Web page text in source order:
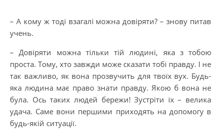
– А кому ж тоді взагалі можна довіряти? – знову питав
учень.
– Довіряти можна тільки тій людині, яка з тобою
проста. Тому, хто завжди може сказати тобі правду. І не
так важливо, як вона прозвучить для твоїх вух. Будь-
яка людина має право знати правду. Якою б вона не
була. Ось таких людей бережи! Зустріти їх – велика
удача. Саме вони першими приходять на допомогу в
будь-якій ситуації.